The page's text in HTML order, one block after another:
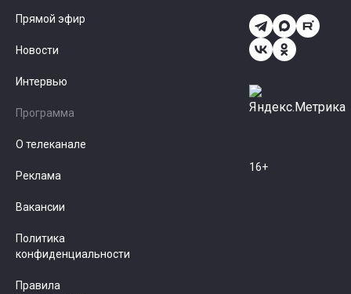
Прямой эфир
Новости
Интервью
Программа
О телеканале
Реклама
Вакансии
Политика
конфиденциальности
Правила
16+